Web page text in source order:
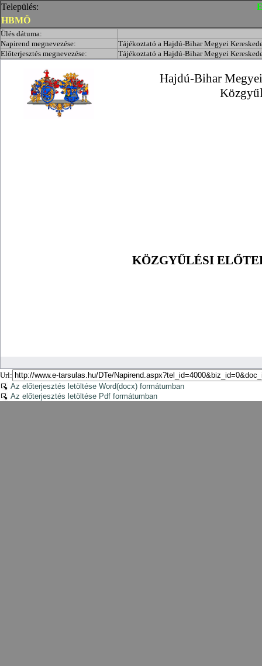
Település:
HBMÖ
Ülés dátuma:
Napirend megnevezése:
Tájékoztató a Hajdú-Bihar Megyei
Előterjesztés megnevezése:
Tájékoztató a Hajdú-Bihar Megyei
Url:
Az előterjesztés letöltése Word(docx) formátumban
Az előterjesztés letöltése Pdf formátumban